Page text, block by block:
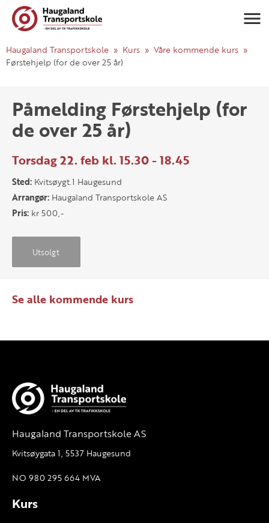
Haugaland Transportskole Kurs
Våre kommende kurs
Førstehjelp (for de over 25 år)
Påmelding Førstehjelp (for
de over 25 år)
Torsdag 22. feb kl. 15.30 - 18.45
Sted: Kvitsøygt.1 Haugesund
Arrangør: Haugaland Transportskole AS
Pris: kr 500,-
Utsolgt
Se alle kommende kurs
Haugaland Transportskole AS
Kvitsøygata 1, 5537 Haugesund
NO 980 295 664 MVA
Kurs